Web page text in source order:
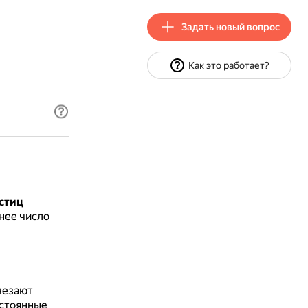
число
Задать новый вопрос
Как это работает?